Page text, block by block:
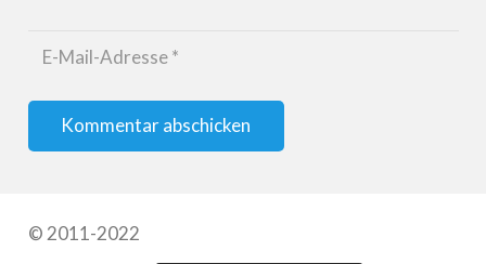
Kommentar abschicken
© 2011-2022